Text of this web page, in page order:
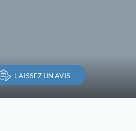
LAISSEZ UN AVIS